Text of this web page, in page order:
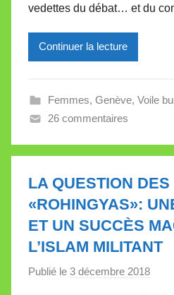
i
l
a
l
e
t
t
vedettes du débat… et du
Continuer la lecture
Femmes, Genève, Voile
26 commentaires
LA QUESTION DES
«ROHINGYAS»:
ET UN SUCCÈS
L’ISLAM MILITANT
Publié le 3 décembre 2018